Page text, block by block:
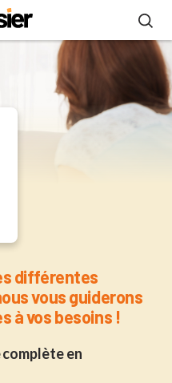
différentes
vous guiderons
à vos besoins !
en